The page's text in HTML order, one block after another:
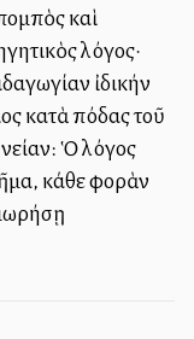
καὶ
λόγος·
ἰδικήν
κατὰ πόδας τοῦ
Ὁ λόγος
κάθε φορὰν